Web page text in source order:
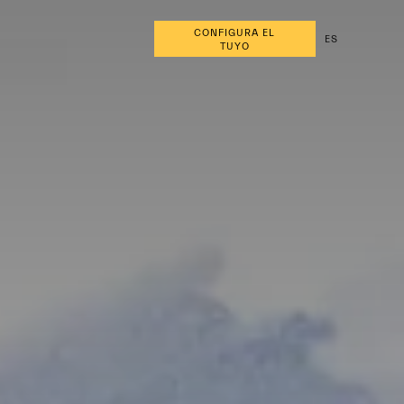
CONFIGURA EL
TUYO
ES